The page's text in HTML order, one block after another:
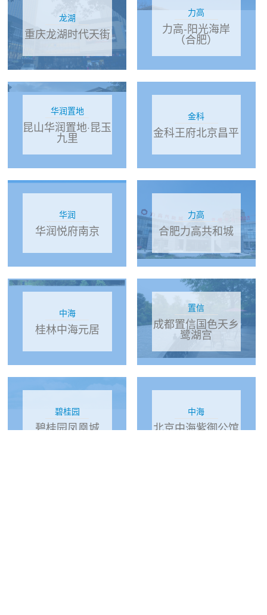
龙湖
重庆龙湖时代天街
力高
力高-阳光海岸
（合肥）
华润置地
昆山华润置地·昆玉
九里
金科
金科王府北京昌平
华润
华润悦府南京
力高
合肥力高共和城
中海
桂林中海元居
置信
成都置信国色天乡
鹭湖宫
碧桂园
碧桂园凤凰城
中海
北京中海紫御公馆